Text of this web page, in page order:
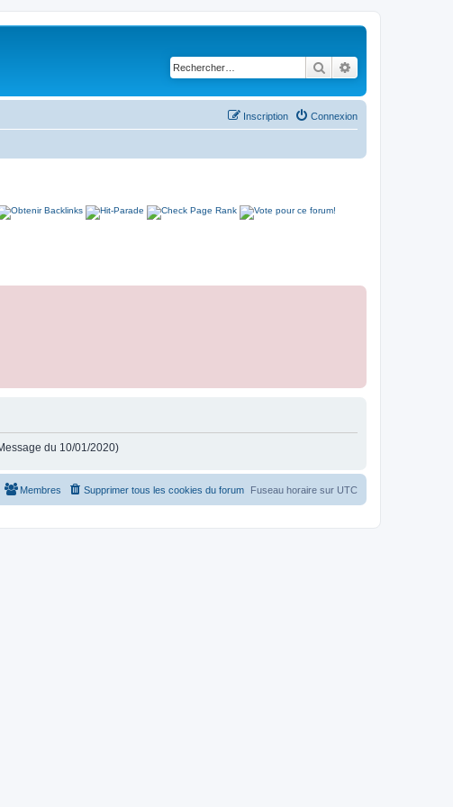
Rechercher
Connexion
Inscription
du 10/01/2020)
Fuseau horaire sur UTC
Supprimer tous les cookies du forum
Membres